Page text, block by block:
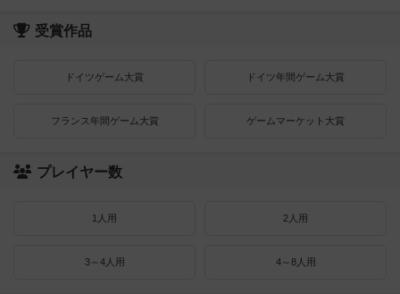
受賞作品
ドイツゲーム大賞 ドイツ年間ゲーム大賞
フランス年間ゲーム大賞 ゲームマーケット大賞
プレイヤー数
1人用 2人用
3～4人用 4～8人用